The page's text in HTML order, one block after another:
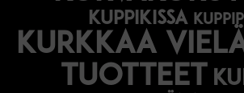
kuppikissa
Kurkkaa
tuotteet